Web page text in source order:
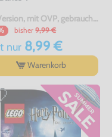
UK Version, mit OVP, gebraucht, USK18
bisher 9,99 €
nur8,99 €
Warenkorb